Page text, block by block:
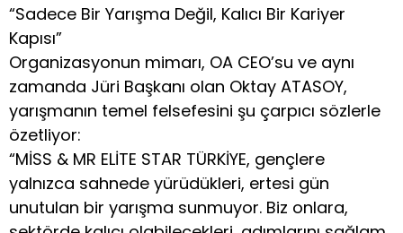
“Sadece Bir Yarışma Değil, Kalıcı Bir Kariyer
Kapısı”
Organizasyonun mimarı, OA CEO’su ve aynı
zamanda Jüri Başkanı olan Oktay ATASOY,
yarışmanın temel felsefesini şu çarpıcı sözlerle
özetliyor:
“MİSS & MR ELİTE STAR TÜRKİYE, gençlere
yalnızca sahnede yürüdükleri, ertesi gün
unutulan bir yarışma sunmuyor. Biz onlara,